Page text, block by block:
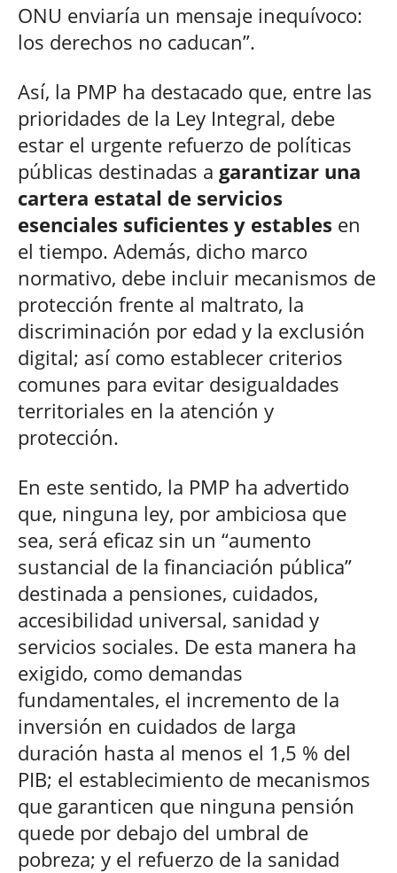
ONU enviaría un mensaje inequívoco:
los derechos no caducan”.
Así, la PMP ha destacado que, entre las
prioridades de la Ley Integral, debe
estar el urgente refuerzo de políticas
públicas destinadas a garantizar una
cartera estatal de servicios
esenciales suficientes y estables en
el tiempo. Además, dicho marco
normativo, debe incluir mecanismos de
protección frente al maltrato, la
discriminación por edad y la exclusión
digital; así como establecer criterios
comunes para evitar desigualdades
territoriales en la atención y
protección.
En este sentido, la PMP ha advertido
que, ninguna ley, por ambiciosa que
sea, será eficaz sin un “aumento
sustancial de la financiación pública”
destinada a pensiones, cuidados,
accesibilidad universal, sanidad y
servicios sociales. De esta manera ha
exigido, como demandas
fundamentales, el incremento de la
inversión en cuidados de larga
duración hasta al menos el 1,5 % del
PIB; el establecimiento de mecanismos
que garanticen que ninguna pensión
quede por debajo del umbral de
pobreza; y el refuerzo de la sanidad